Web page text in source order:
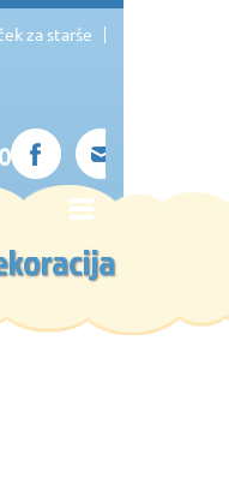
za starše